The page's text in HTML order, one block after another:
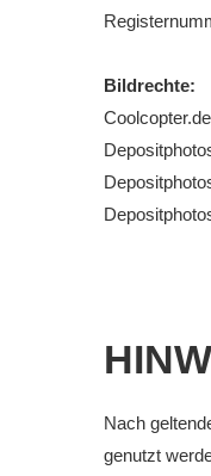
Bildrechte:
Coolcopter.de
Nach
genutzt